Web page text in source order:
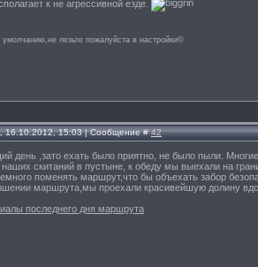
к не агрессивной езде.
лезьте пожалуйста в настройки©
16.10.2012, 15:03 | Сообщение #42
день ,зато ехать было приятно, не было пыли.
наших скитаний в пустыне, к обеду мы выехали на
поменять маршрут,что бы объехать забор
маршрута,мы проехали красивейшую долину
последнего дня маршрута